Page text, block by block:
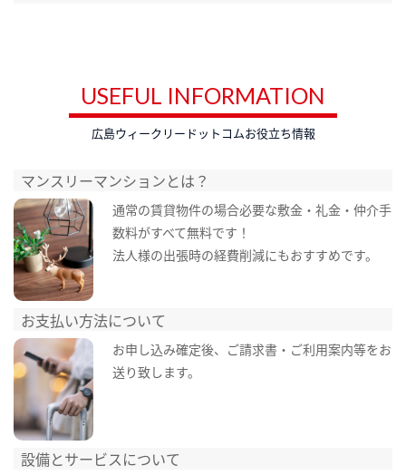
USEFUL INFORMATION
広島ウィークリードットコムお役立ち情報
マンスリーマンションとは？
通常の賃貸物件の場合必要な敷金・礼金・仲介手
数料がすべて無料です！
法人様の出張時の経費削減にもおすすめです。
お支払い方法について
お申し込み確定後、ご請求書・ご利用案内等をお
送り致します。
設備とサービスについて